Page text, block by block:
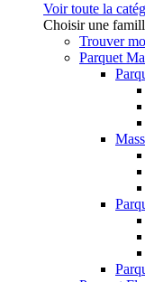
Voir toute la
Choisir une
Trouver
Parquet